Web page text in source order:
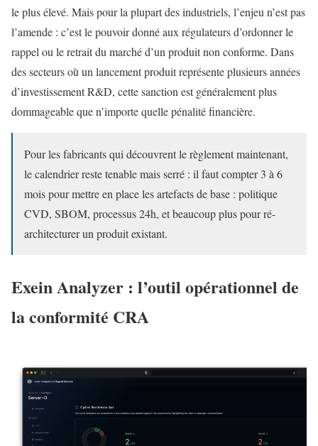
le plus élevé. Mais pour la plupart des industriels, l’enjeu n’est pas
l’amende : c’est le pouvoir donné aux régulateurs d’ordonner le
rappel ou le retrait du marché d’un produit non conforme. Dans
des secteurs où un lancement produit représente plusieurs années
d’investissement R&D, cette sanction est généralement plus
dommageable que n’importe quelle pénalité financière.
Pour les fabricants qui découvrent le règlement maintenant,
le calendrier reste tenable mais serré : il faut compter 3 à 6
mois pour mettre en place les artefacts de base : politique
CVD, SBOM, processus 24h, et beaucoup plus pour ré-
architecturer un produit existant.
Exein Analyzer : l’outil opérationnel de
la conformité CRA